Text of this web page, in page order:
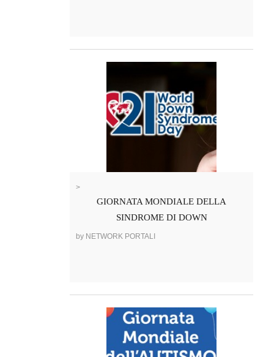
>
GIORNATA MONDIALE DELLA
SINDROME DI DOWN
by NETWORK PORTALI